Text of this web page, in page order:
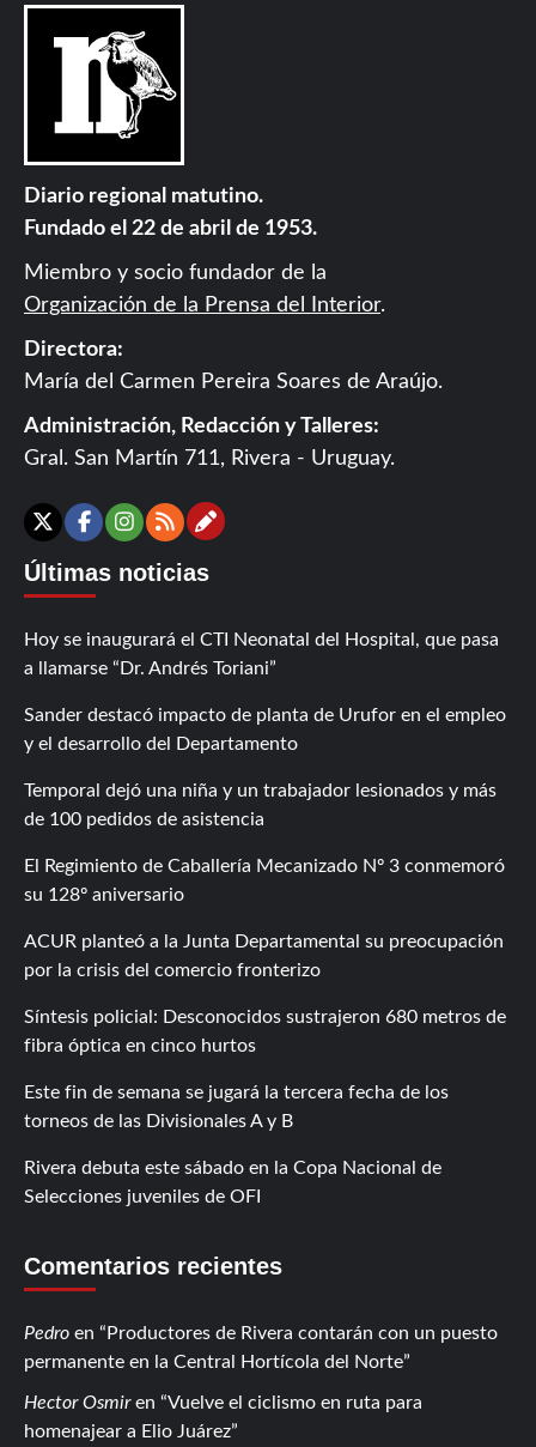
Diario regional matutino.
Fundado el 22 de abril de 1953.
Miembro y socio fundador de la
Organización de la Prensa del Interior.
Directora:
María del Carmen Pereira Soares de Araújo.
Administración, Redacción y Talleres:
Gral. San Martín 711, Rivera - Uruguay.
X Facebook
Instagram
RSSContáctanos
Últimas noticias
Hoy se inaugurará el CTI Neonatal del Hospital, que pasa
a llamarse “Dr. Andrés Toriani”
Sander destacó impacto de planta de Urufor en el empleo
y el desarrollo del Departamento
Temporal dejó una niña y un trabajador lesionados y más
de 100 pedidos de asistencia
El Regimiento de Caballería Mecanizado Nº 3 conmemoró
su 128º aniversario
ACUR planteó a la Junta Departamental su preocupación
por la crisis del comercio fronterizo
Síntesis policial: Desconocidos sustrajeron 680 metros de
fibra óptica en cinco hurtos
Este fin de semana se jugará la tercera fecha de los
torneos de las Divisionales A y B
Rivera debuta este sábado en la Copa Nacional de
Selecciones juveniles de OFI
Comentarios recientes
Pedro en
Productores de Rivera contarán con un puesto
permanente en la Central Hortícola del Norte
Hector Osmiren
Vuelve el ciclismo en ruta para
homenajear a Elio Juárez